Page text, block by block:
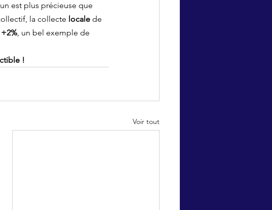
est plus précieuse que
la collecte locale de
+2%, un bel exemple de
!
Voir tout